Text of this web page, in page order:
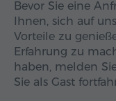
Bevor Sie eine
Ihnen, sich auf
Vorteile zu
Erfahrung zu
haben, melden
Sie als Gast